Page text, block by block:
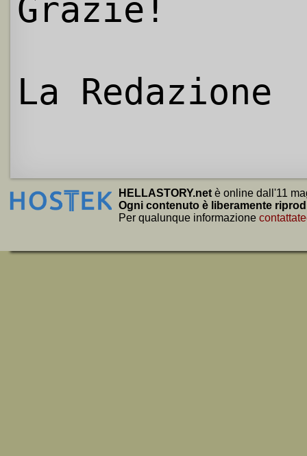
Grazie!
La Redazione
HELLASTORY.net è online dall'11
Ogni contenuto è liberamente
Per qualunque informazione